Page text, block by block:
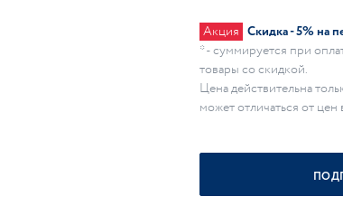
Акция Скидка - 5% на
* - суммируется при
товары со скидкой.
Цена действительна
может отличаться от